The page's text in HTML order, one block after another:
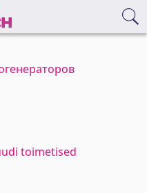
toimetised